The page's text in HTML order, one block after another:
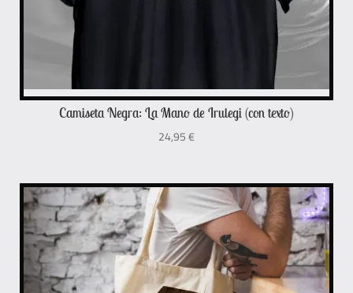
Camiseta Negra: La Mano de Irulegi (con texto)
24,95€